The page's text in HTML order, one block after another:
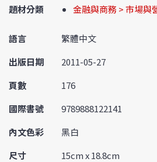
題材分類
金融與商務 > 市場與
語言
繁體中文
出版日期
2011-05-27
頁數
176
國際書號
9789888122141
內文色彩
黑白
尺寸
15cm x 18.8cm